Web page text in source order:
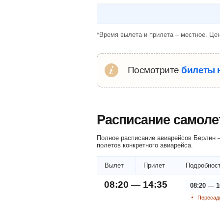
*Время вылета и прилета – местное.
Посмотритебилеты
Расписание
Полное расписание авиарейсов
полетов конкретного авиарейса.
Вылет Прилет
08:20 — 14:35 08:20 —